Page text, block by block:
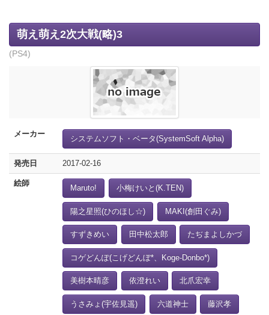
萌え萌え2次大戦(略)3
(PS4)
メーカー
システムソフト・ベータ(SystemSoft Alpha)
発売日 2017-02-16
絵師
Maruto! 小梅けいと(K.TEN)
陽之星照(ひのほし☆) MAKI(創田ぐみ)
すずきめい 田中松太郎 たぢまよしかづ
コゲどんぽ(こげどんぼ*、Koge-Donbo*)
美樹本晴彦 依澄れい 北爪宏幸
うさみょ(宇佐見遥) 六道神士 藤沢孝